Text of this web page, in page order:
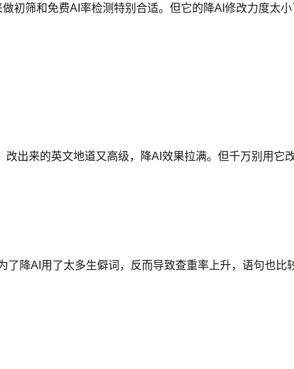
初筛和免费AI率检测特别合适。但它的降AI修改力度太
出来的英文地道又高级，降AI效果拉满。但千万别用它
降AI用了太多生僻词，反而导致查重率上升，语句也比